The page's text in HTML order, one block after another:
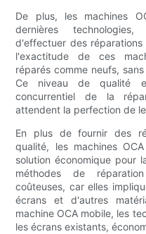
De plus, les machines
dernières
d'effectuer des
l'exactitude de ces
réparés comme neufs,
Ce niveau de qualité
concurrentiel de la
attendent la perfection de
En plus de fournir des
qualité, les machines
solution économique pour
méthodes de
coûteuses, car elles
écrans et d'autres
machine OCA mobile, les
les écrans existants,